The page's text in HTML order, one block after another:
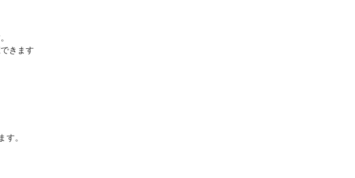
きます
。